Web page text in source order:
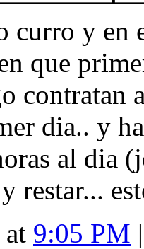
curro y en
que
contratan
dia.. y
al dia
restar...
9:05 PM